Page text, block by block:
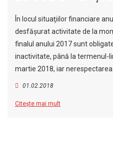
În locul situaţiilor financiare
desfășurat activitate de la
finalul anului 2017 sunt
inactivitate, până la termenul-
martie 2018, iar nerespectarea
01.02.2018
Citește mai mult